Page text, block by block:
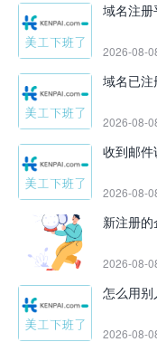
域名注
2026-08-
域名已
2026-08-
收到邮
2026-08-
新注册
2026-08-
怎么用
2026-08-